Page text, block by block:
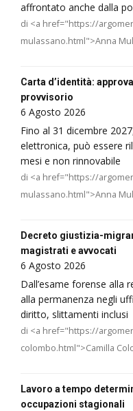
affrontato anche dalla
di <a href="https://
mulassano.html">Anna
Carta d’identità:
provvisorio
6 Agosto 2026
Fino al 31 dicembre
elettronica, può essere
mesi e non rinnovabile
di <a href="https://
mulassano.html">Anna
Decreto giustizia-
magistrati e avvocati
6 Agosto 2026
Dall’esame forense alla
alla permanenza negli
diritto, slittamenti inclusi
di <a href="https://
colombo.html">Camilla
Lavoro a tempo
occupazioni stagionali